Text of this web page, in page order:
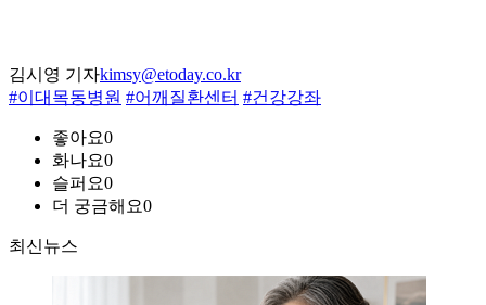
김시영 기자kimsy@etoday.co.kr
#이대목동병원 #어깨질환센터 #건강강좌
좋아요0
화나요0
슬퍼요0
더 궁금해요0
최신뉴스